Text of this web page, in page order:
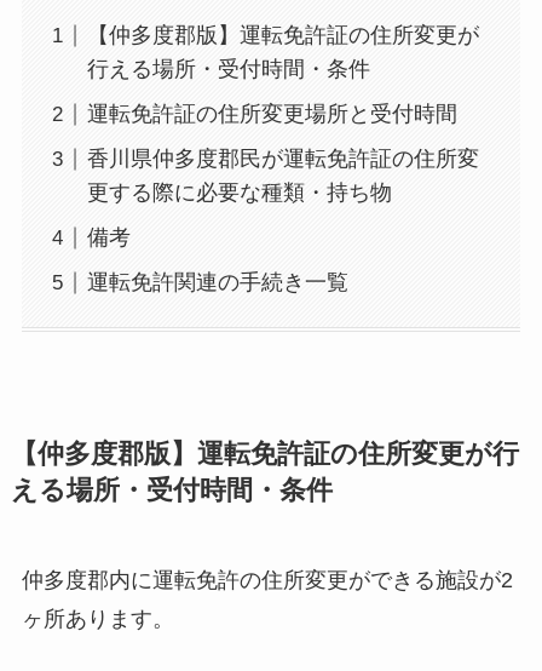
【仲多度郡版】運転免許証の住所変更が
行える場所・受付時間・条件
運転免許証の住所変更場所と受付時間
香川県仲多度郡民が運転免許証の住所変
更する際に必要な種類・持ち物
備考
運転免許関連の手続き一覧
【仲多度郡版】運転免許証の住所変更が行
える場所・受付時間・条件
仲多度郡内に運転免許の住所変更ができる施設が2
ヶ所あります。